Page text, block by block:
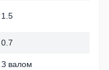
1.5
0.7
З валом